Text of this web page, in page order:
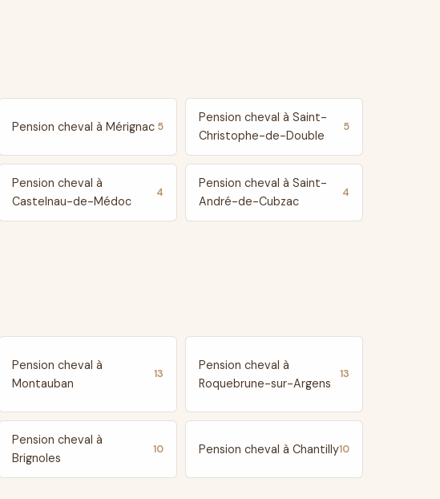
Pension cheval à Mérignac 5
Pension cheval à Saint-
Christophe-de-Double
5
Pension cheval à
Castelnau-de-Médoc
4
Pension cheval à Saint-
André-de-Cubzac
4
Pension cheval à
Montauban
13
Pension cheval à
Roquebrune-sur-Argens
13
Pension cheval à
Brignoles
10 Pension cheval à Chantilly10